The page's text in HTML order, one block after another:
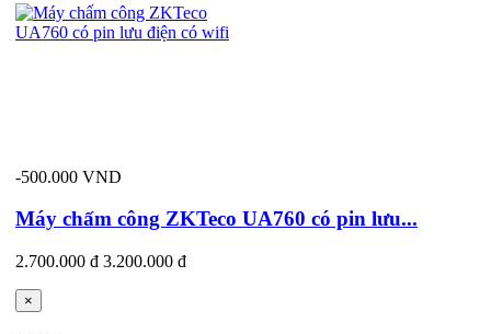
-500.000 VND
Máy chấm công ZKTeco UA760 có pin lưu...
2.700.000 đ 3.200.000 đ
×